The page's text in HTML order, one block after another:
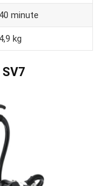
40 minute
4,9 kg